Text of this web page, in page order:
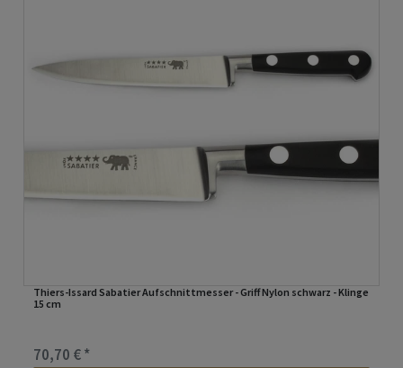
Thiers-Issard Sabatier Aufschnittmesser - Griff Nylon schwarz - Klinge
15 cm
70,70 € *